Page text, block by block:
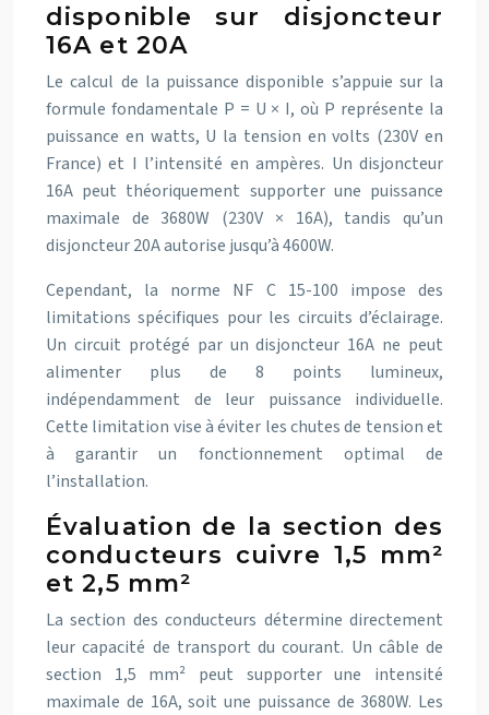
disponible sur disjoncteur
16A et 20A
Le calcul de la puissance disponible s’appuie sur la
formule fondamentale P = U × I, où P représente la
puissance en watts, U la tension en volts (230V en
France) et I l’intensité en ampères. Un disjoncteur
16A peut théoriquement supporter une puissance
maximale de 3680W (230V × 16A), tandis qu’un
disjoncteur 20A autorise jusqu’à 4600W.
Cependant, la norme NF C 15-100 impose des
limitations spécifiques pour les circuits d’éclairage.
Un circuit protégé par un disjoncteur 16A ne peut
alimenter plus de 8 points lumineux,
indépendamment de leur puissance individuelle.
Cette limitation vise à éviter les chutes de tension et
à garantir un fonctionnement optimal de
l’installation.
Évaluation de la section des
conducteurs cuivre 1,5 mm²
et 2,5 mm²
La section des conducteurs détermine directement
leur capacité de transport du courant. Un câble de
section 1,5 mm² peut supporter une intensité
maximale de 16A, soit une puissance de 3680W. Les